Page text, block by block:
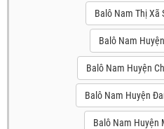
Balô Nam Thị Xã
Balô Nam
Balô Nam Huyện
Balô Nam Huyện
Balô Nam Huyện